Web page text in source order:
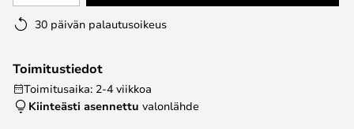
30 päivän palautusoikeus
Toimitustiedot
Toimitusaika: 2-4 viikkoa
Kiinteästi asennettu valonlähde